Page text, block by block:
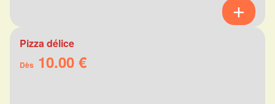
Pizza délice
Dès 10.00 €